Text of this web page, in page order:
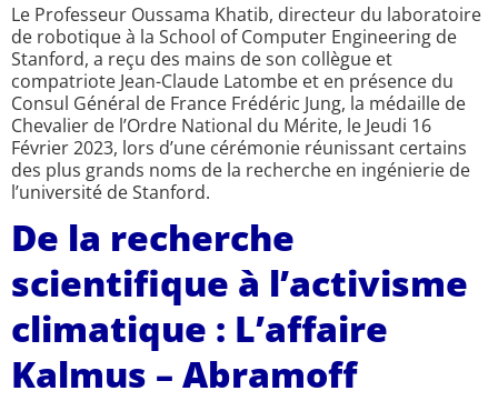
Le Professeur Oussama Khatib, directeur du laboratoire
de robotique à la School of Computer Engineering de
Stanford, a reçu des mains de son collègue et
compatriote Jean-Claude Latombe et en présence du
Consul Général de France Frédéric Jung, la médaille de
Chevalier de l’Ordre National du Mérite, le Jeudi 16
Février 2023, lors d’une cérémonie réunissant certains
des plus grands noms de la recherche en ingénierie de
l’université de Stanford.
De la recherche
scientifique à l’activisme
climatique : L’affaire
Kalmus – Abramoff